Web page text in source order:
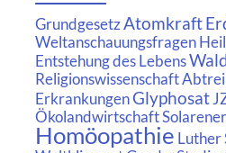
GrundgesetzAtomkraft
Weltanschauungsfragen
Entstehung des Lebens
Religionswissenschaft
ErkrankungenGlyphosat
Ökolandwirtschaft
Homöopathie Luther